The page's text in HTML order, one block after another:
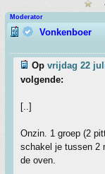
Moderator
Vonkenboer
Op vrijdag 22
volgende:
[..]
Onzin. 1 groep (2
schakel je tussen 2
de oven.